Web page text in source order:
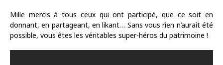
Mille mercis à tous ceux qui ont participé, que ce soit en
donnant, en partageant, en likant… Sans vous rien n’aurait été
possible, vous êtes les véritables super-héros du patrimoine !